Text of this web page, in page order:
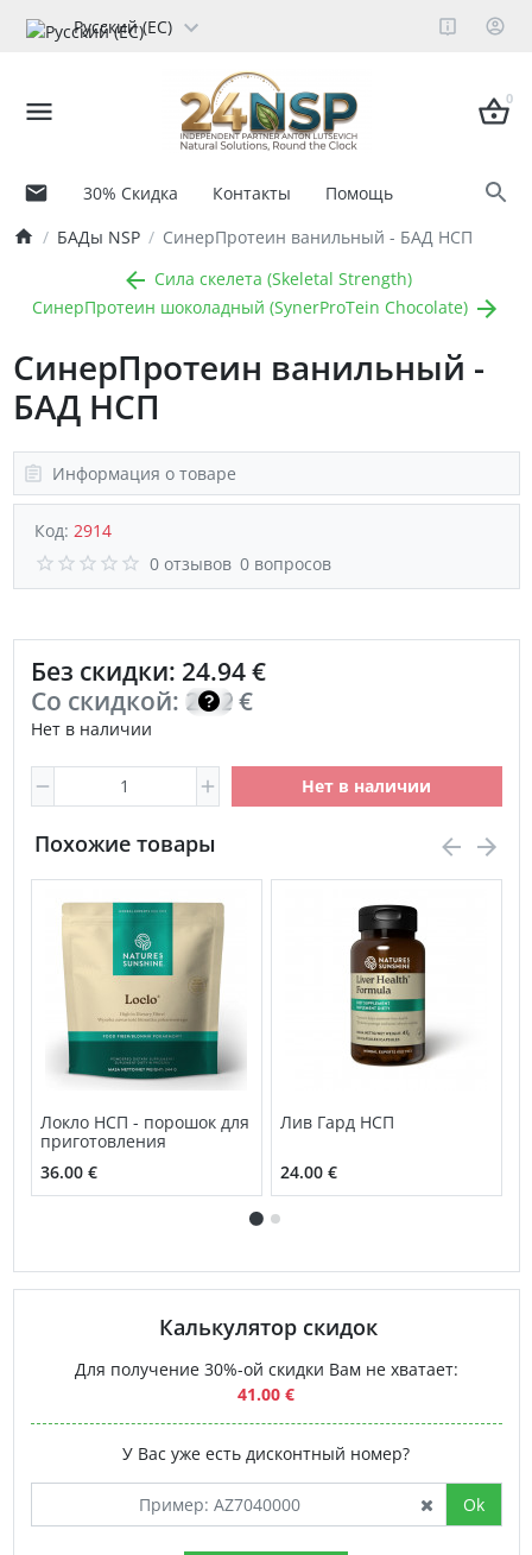
Русский (ЕС)
0
30% Скидка Контакты
Помощь
БАДы NSP
СинерПротеин ванильный - БАД НСП
Сила скелета (Skeletal Strength)
СинерПротеин шоколадный (SynerProTein Chocolate)
СинерПротеин ванильный -
БАД НСП
Информация о товаре
Код: 2914
0 отзывов 0 вопросов
Без скидки: 24.94 €
Со скидкой: 21.20
€
Нет в наличии
Нет в наличии
Похожие товары
Локло НСП - порошок для
приготовления
36.00 €
Лив Гард НСП
24.00 €
Калькулятор скидок
Для получение 30%-ой скидки Вам не хватает:
41.00 €
У Вас уже есть дисконтный номер?
Ok